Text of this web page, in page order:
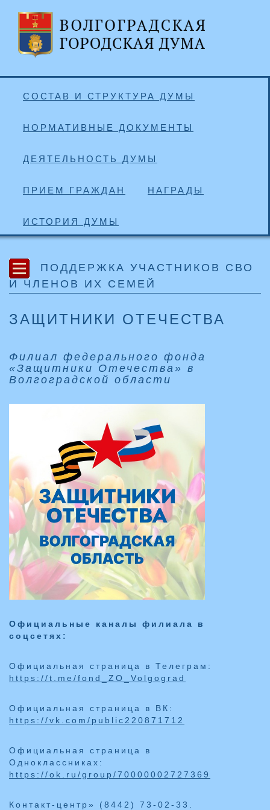
СОСТАВ И СТРУКТУРА ДУМЫ
НОРМАТИВНЫЕ ДОКУМЕНТЫ
ДЕЯТЕЛЬНОСТЬ ДУМЫ
ПРИЕМ ГРАЖДАН НАГРАДЫ
ИСТОРИЯ ДУМЫ
ПОДДЕРЖКА УЧАСТНИКОВ СВО
И ЧЛЕНОВ ИХ СЕМЕЙ
ЗАЩИТНИКИ ОТЕЧЕСТВА
Филиал федерального фонда
«Защитники Отечества» в
Волгоградской области
Официальные каналы филиала в
соцсетях:
Официальная страница в Телеграм:
https://t.me/fond_ZO_Volgograd
Официальная страница в ВК:
https://vk.com/public220871712
Официальная страница в
Одноклассниках:
https://ok.ru/group/70000002727369
Контакт-центр» (8442) 73-02-33.